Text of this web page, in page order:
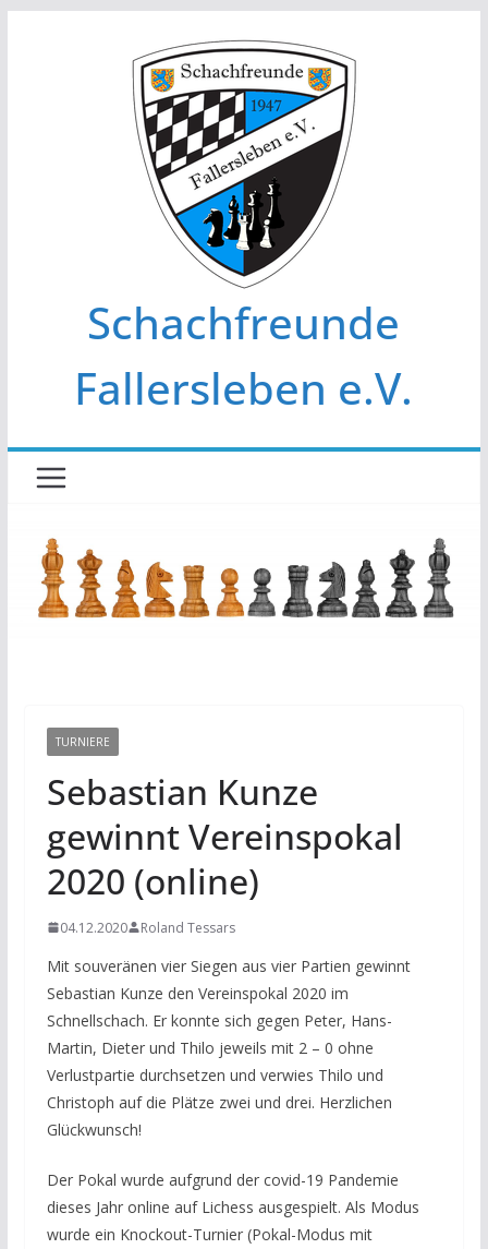
Schachfreunde
Fallersleben e.V.
TURNIERE
Sebastian Kunze
gewinnt Vereinspokal
2020 (online)
04.12.2020 Roland Tessars
Mit souveränen vier Siegen aus vier Partien gewinnt
Sebastian Kunze den Vereinspokal 2020 im
Schnellschach. Er konnte sich gegen Peter, Hans-
Martin, Dieter und Thilo jeweils mit 2 – 0 ohne
Verlustpartie durchsetzen und verwies Thilo und
Christoph auf die Plätze zwei und drei. Herzlichen
Glückwunsch!
Der Pokal wurde aufgrund der covid-19 Pandemie
dieses Jahr online auf Lichess ausgespielt. Als Modus
wurde ein Knockout-Turnier (Pokal-Modus mit